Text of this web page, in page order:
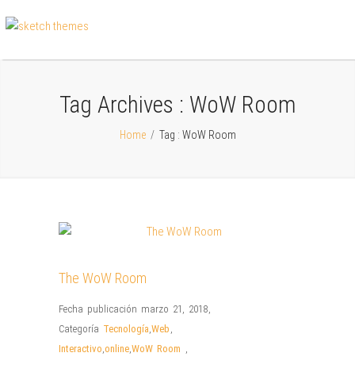
Tag Archives : WoW Room
Home / Tag : WoW Room
The WoW Room
Fecha publicación marzo 21, 2018,
Categoría Tecnología,Web ,
Interactivo,online,WoW Room ,